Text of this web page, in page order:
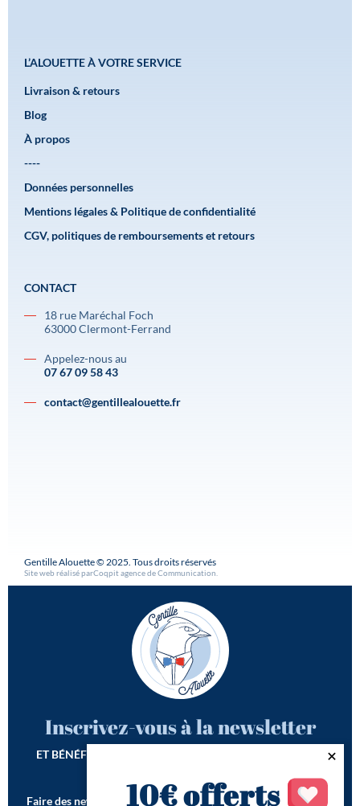
L’ALOUETTE À VOTRE SERVICE
Livraison & retours
Blog
À propos
----
Données personnelles
Mentions légales & Politique de confidentialité
CGV, politiques de remboursements et retours
CONTACT
18 rue Maréchal Foch
63000 Clermont-Ferrand
Appelez-nous au
07 67 09 58 43
contact@gentillealouette.fr
Gentille Alouette © 2025. Tous droits réservés
Site web réalisé parCoqpit agence de Communication
Inscrivez-vous à la newsletter
ET BÉNÉFICIEZ DE -10€ SUR VOTRE 1ÈRE COMMANDE*
Faire des newsletters incroyables est notre seconde vocation !
10€ offerts